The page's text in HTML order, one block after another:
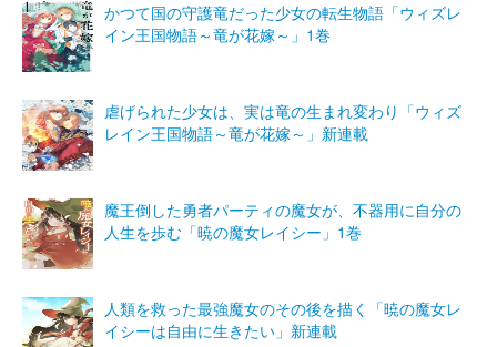
かつて国の守護竜だった少女の転生物語「ウィズレ
イン王国物語～竜が花嫁～」1巻
虐げられた少女は、実は竜の生まれ変わり「ウィズ
レイン王国物語～竜が花嫁～」新連載
魔王倒した勇者パーティの魔女が、不器用に自分の
人生を歩む「暁の魔女レイシー」1巻
人類を救った最強魔女のその後を描く「暁の魔女レ
イシーは自由に生きたい」新連載